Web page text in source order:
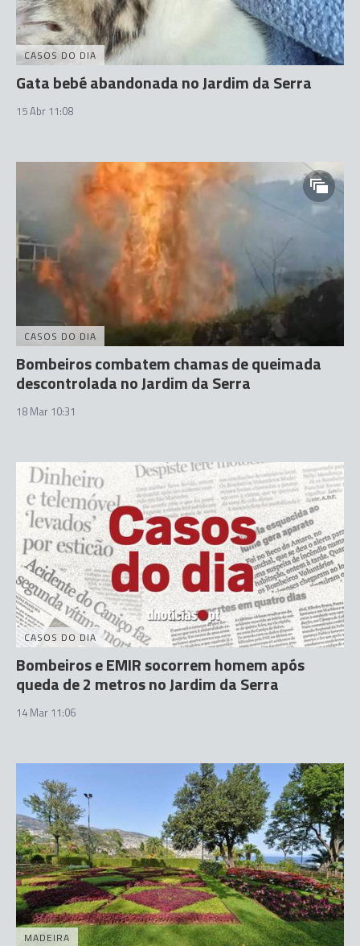
CASOS DO DIA
Gata bebé abandonada no Jardim da Serra
15 Abr 11:08
CASOS DO DIA
Bombeiros combatem chamas de queimada
descontrolada no Jardim da Serra
18 Mar 10:31
CASOS DO DIA
Bombeiros e EMIR socorrem homem após
queda de 2 metros no Jardim da Serra
14 Mar 11:06
MADEIRA